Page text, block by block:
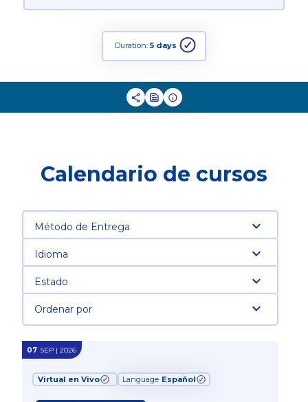
Duration: 5 days
Calendario de cursos
Método de Entrega
Idioma
Estado
Ordenar por
07 SEP | 2026
Virtual en Vivo Language Español